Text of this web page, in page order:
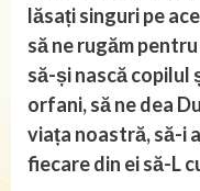
lăsați singuri pe
să ne rugăm
să-și nască copilul
orfani, să ne dea
viața noastră, să-i
fiecare din ei să-L